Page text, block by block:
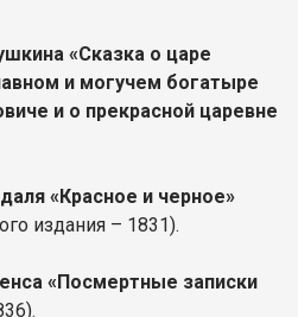
«Сказка о царе
и могучем богатыре
и о прекрасной царевне
«Красное и черное»
издания – 1831).
«Посмертные записки